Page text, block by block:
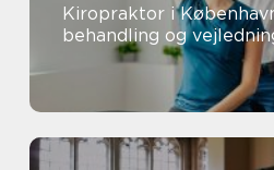
Kiropraktor i
behandling og